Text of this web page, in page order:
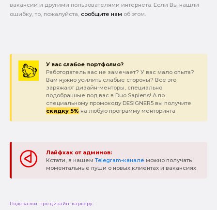
вакансии и другими пользователями интернета. Если Вы нашли
ошибку, то, пожалуйста, сообщите нам об этом.
У вас слабое портфолио?
Работодатель вас не замечает? У вас мало опыта?
Вам нужно усилить слабые стороны? Все это
заряжают дизайн-менторы, специально
подобранные под вас в Duo Sapiens! А по
специальному промокоду DESIGNER5 вы получите
скидку 5% на любую программу менторинга
Лайфхак от админов:
Кстати, в нашем Telegram-канале можно получать
моментальные пуши о новых клиентах и вакансиях
Подсказки про дизайн-карьеру: